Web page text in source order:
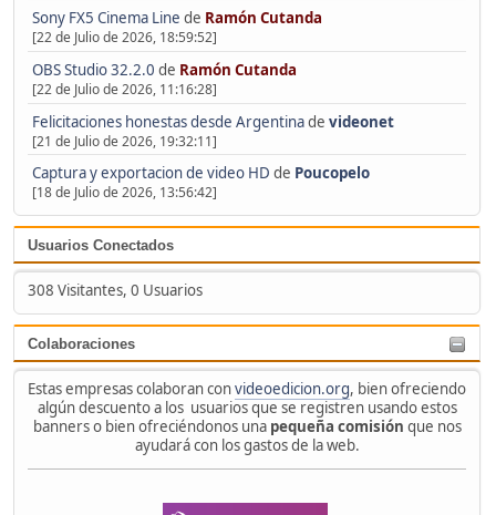
Sony FX5 Cinema Line de Ramón Cutanda
[22 de Julio de 2026, 18:59:52]
OBS Studio 32.2.0 de Ramón Cutanda
[22 de Julio de 2026, 11:16:28]
Felicitaciones honestas desde Argentinade videonet
[21 de Julio de 2026, 19:32:11]
Captura y exportacion de video HD de Poucopelo
[18 de Julio de 2026, 13:56:42]
Usuarios Conectados
308 Visitantes, 0 Usuarios
Colaboraciones
Estas empresas colaboran convideoedicion.org, bien ofreciendo
algún descuento a los usuarios que se registren usando estos
banners o bien ofreciéndonos una pequeña comisión que nos
ayudará con los gastos de la web.